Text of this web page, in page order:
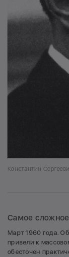
Константин
Самое
Март 1960 года.
привели к
обесточен